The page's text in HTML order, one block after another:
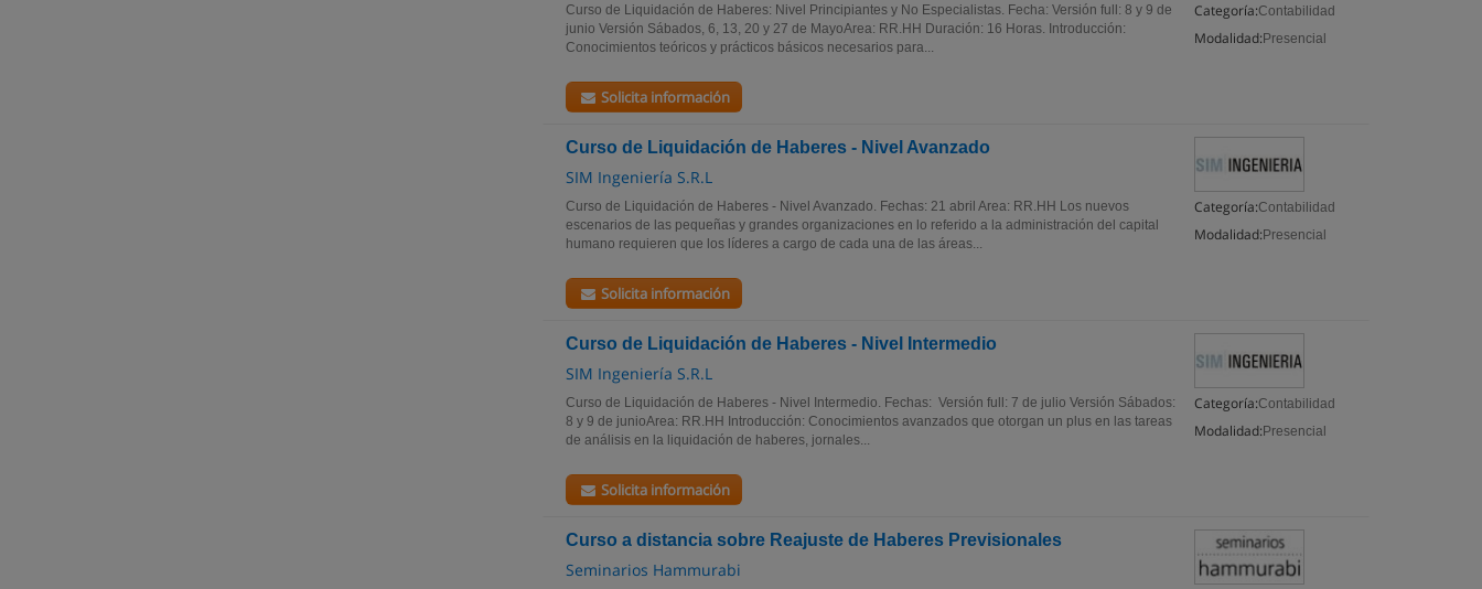
Categoría:Contabilidad
Modalidad: Presencial
Curso de Liquidación de Haberes: Nivel Principiantes y No Especialistas. Fecha: Versión full: 8 y 9 de
junio Versión Sábados, 6, 13, 20 y 27 de MayoArea: RR.HH Duración: 16 Horas. Introducción:
Conocimientos teóricos y prácticos básicos necesarios para...
Solicita información
Curso de Liquidación de Haberes - Nivel Avanzado
SIM Ingeniería S.R.L
Categoría:Contabilidad
Modalidad: Presencial
Curso de Liquidación de Haberes - Nivel Avanzado. Fechas: 21 abril Area: RR.HH Los nuevos
escenarios de las pequeñas y grandes organizaciones en lo referido a la administración del capital
humano requieren que los líderes a cargo de cada una de las áreas...
Solicita información
Curso de Liquidación de Haberes - Nivel Intermedio
SIM Ingeniería S.R.L
Categoría:Contabilidad
Modalidad: Presencial
Curso de Liquidación de Haberes - Nivel Intermedio. Fechas: Versión full: 7 de julio Versión Sábados:
8 y 9 de junioArea: RR.HH Introducción: Conocimientos avanzados que otorgan un plus en las tareas
de análisis en la liquidación de haberes, jornales...
Solicita información
Curso a distancia sobre Reajuste de Haberes Previsionales
Seminarios Hammurabi